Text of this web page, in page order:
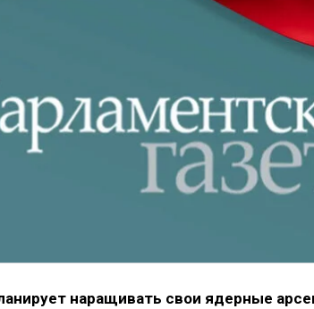
наращивать свои ядерные